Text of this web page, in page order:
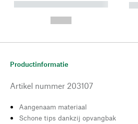
----------- ----------- --------
Productinformatie
Artikel nummer 203107
Aangenaam materiaal
Schone tips dankzij opvangbak